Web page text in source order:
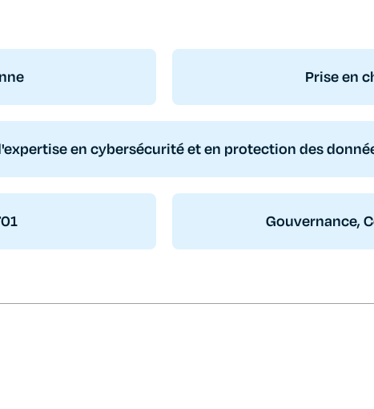
Prise en
en cybersécurité et en protection des
Gouvernance,